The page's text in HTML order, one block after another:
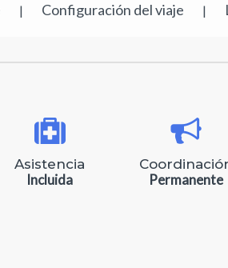
| Configuración del viaje |
Asistencia
Incluida Permanente